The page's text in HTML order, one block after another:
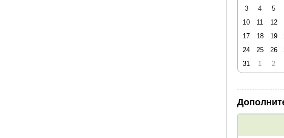
3
4 5
10
11 12
17
18 19
24
25 26
31
1 2